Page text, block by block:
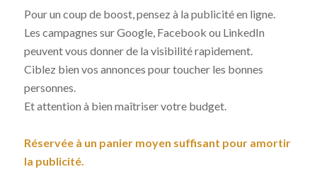
Pour un coup de boost, pensez à la publicité en ligne.
Les campagnes sur Google, Facebook ou LinkedIn
peuvent vous donner de la visibilité rapidement.
Ciblez bien vos annonces pour toucher les bonnes
personnes.
Et attention à bien maîtriser votre budget.
Réservée à un panier moyen suffisant pour amortir
la publicité.